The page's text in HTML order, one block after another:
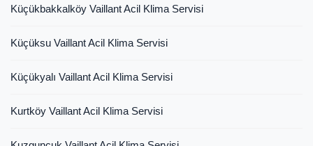
Küçükbakkalköy Vaillant Acil Klima Servisi
Küçüksu Vaillant Acil Klima Servisi
Küçükyalı Vaillant Acil Klima Servisi
Kurtköy Vaillant Acil Klima Servisi